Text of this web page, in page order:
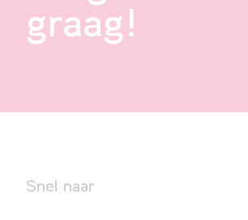
graag!
Snel naar